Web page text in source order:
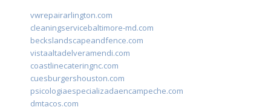
vwrepairarlington.com
cleaningservicebaltimore-md.com
beckslandscapeandfence.com
vistaaltadelveramendi.com
coastlinecateringnc.com
cuesburgershouston.com
psicologiaespecializadaencampeche.com
dmtacos.com